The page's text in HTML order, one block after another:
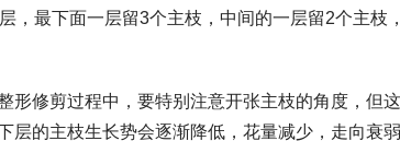
，最下面一层留3个主枝，中间的一层留2个主枝，
形修剪过程中，要特别注意开张主枝的角度，但
的主枝生长势会逐渐降低，花量减少，走向衰弱